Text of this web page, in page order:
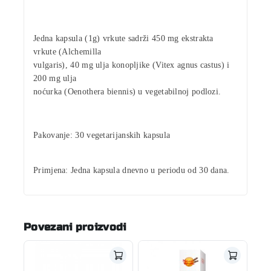
Jedna kapsula (1g) vrkute sadrži 450 mg ekstrakta
vrkute(Alchemilla
vulgaris),40 mg ulja konopljike (Vitex agnus castus) i
200 mg ulja
noćurka(Oenothera biennis) u vegetabilnoj podlozi.
Pakovanje:30 vegetarijanskih kapsula
Primjena: Jedna kapsula dnevno u periodu od 30 dana.
Povezani proizvodi